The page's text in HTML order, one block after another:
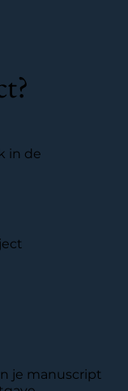
in de
je manuscript